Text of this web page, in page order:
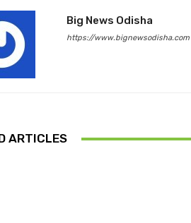
Big News Odisha
https://www.bignewsodisha.com
ARTICLES